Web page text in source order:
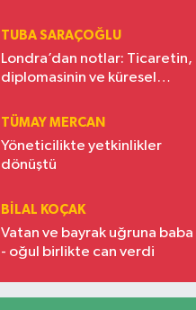
TUBA SARAÇOĞLU
Londra’dan notlar: Ticaretin,
diplomasinin ve küresel
Türkiye’nin yükselen gücü
TÜMAY MERCAN
Yöneticilikte yetkinlikler
dönüştü
BILAL KOÇAK
Vatan ve bayrak uğruna baba
- oğul birlikte can verdi